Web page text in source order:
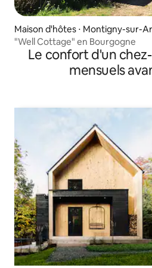
Maison d'hôtes ⋅ Montigny-sur-
"Well Cottage" en Bourgogne
Le confort d'un
mensuels